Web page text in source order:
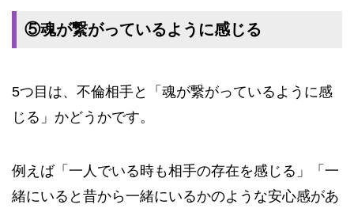
⑤魂が繋がっているように感じる
5つ目は、不倫相手と「魂が繋がっているように感
じる」かどうかです。
例えば「一人でいる時も相手の存在を感じる」「一
緒にいると昔から一緒にいるかのような安心感があ